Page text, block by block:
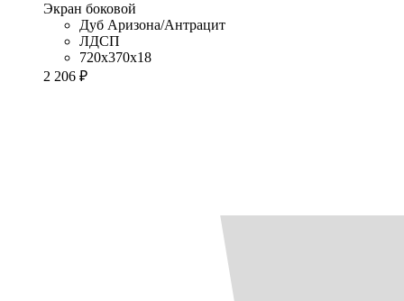
Экран боковой
Дуб Аризона/Антрацит
ЛДСП
720x370x18
2 206 ₽